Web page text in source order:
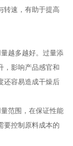
转速，有助于提高
越多越好。过量添
，影响产品感官和
还容易造成干燥后
范围，在保证性能
要控制原料成本的